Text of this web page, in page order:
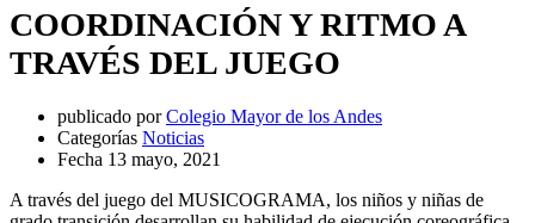
COORDINACIÓN Y RITMO A
TRAVÉS DEL JUEGO
publicado por Colegio Mayor de los Andes
Categorías Noticias
Fecha 13 mayo, 2021
A través del juego del MUSICOGRAMA, los niños y niñas de